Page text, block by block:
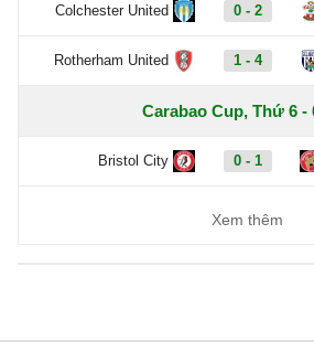
Colchester United 0 - 2
Rotherham United 1 - 4
Carabao Cup, Thứ 6 -
Bristol City 0 - 1
Xem thêm